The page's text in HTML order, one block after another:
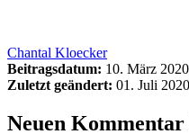
Chantal Kloecker
Beitragsdatum: 10. März 2020
Zuletzt geändert: 01. Juli 2020
Neuen